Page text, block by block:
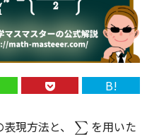
B!
現方法と、 \sum
∑ を用いた